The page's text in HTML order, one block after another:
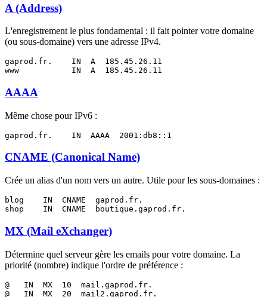
A (Address)
L'enregistrement le plus fondamental : il fait pointer votre domaine
(ou sous-domaine) vers une adresse IPv4.
gaprod.fr.    IN  A  185.45.26.11
AAAA
Même chose pour IPv6 :
CNAME (Canonical Name)
Crée un alias d'un nom vers un autre. Utile pour les sous-domaines :
blog    IN  CNAME  gaprod.fr.
MX (Mail eXchanger)
Détermine quel serveur gère les emails pour votre domaine. La
priorité (nombre) indique l'ordre de préférence :
@   IN  MX  10  mail.gaprod.fr.